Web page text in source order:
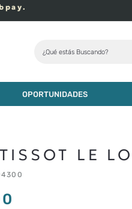
¿Qué estás Buscando?
OPORTUNIDADES
LE